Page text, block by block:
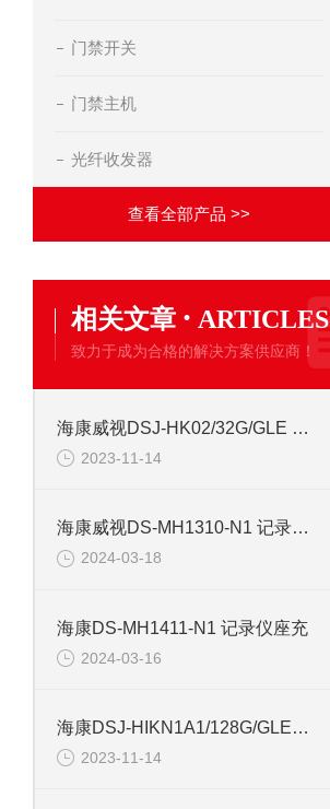
门禁开关
门禁主机
光纤收发器
查看全部产品 >>
相关文章 · ARTICLES
致力于成为合格的解决方案供应商！
海康威视DSJ-HK02/32G/GLE 高清记录仪
2023-11-14
海康威视DS-MH1310-N1 记录仪使用电池
2024-03-18
海康DS-MH1411-N1 记录仪座充
2024-03-16
海康DSJ-HIKN1A1/128G/GLE手持摄影记录仪
2023-11-14